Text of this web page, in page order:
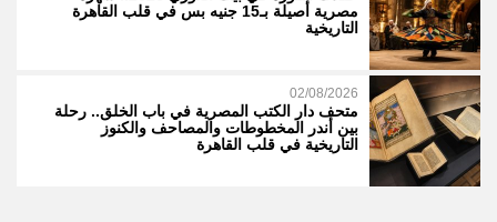
مصرية أصيلة بـ15 جنيه بس في قلب القاهرة
التاريخية
02/08/2026
متحف دار الكتب المصرية في باب الخلق.. رحلة
بين أندر المخطوطات والمصاحف والكنوز
التاريخية في قلب القاهرة